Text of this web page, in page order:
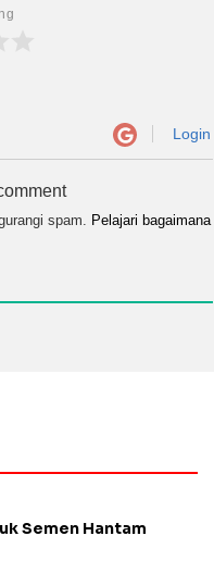
Login
spam. Pelajari bagaimana
Semen Hantam